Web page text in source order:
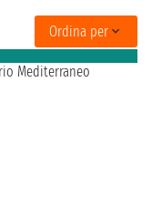
Ordina per